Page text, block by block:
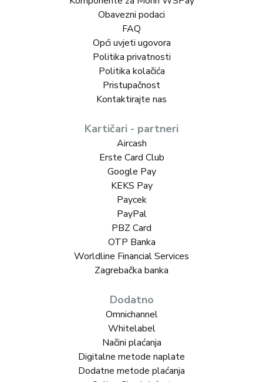
Obavezni podaci
FAQ
Opći uvjeti ugovora
Politika privatnosti
Politika kolačića
Pristupačnost
Kontaktirajte nas
Kartičari - partneri
Aircash
Erste Card Club
Google Pay
KEKS Pay
Paycek
PayPal
PBZ Card
OTP Banka
Worldline Financial Services
Zagrebačka banka
Dodatno
Omnichannel
Whitelabel
Načini plaćanja
Digitalne metode naplate
Dodatne metode plaćanja